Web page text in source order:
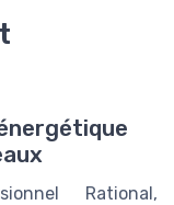
Rational,